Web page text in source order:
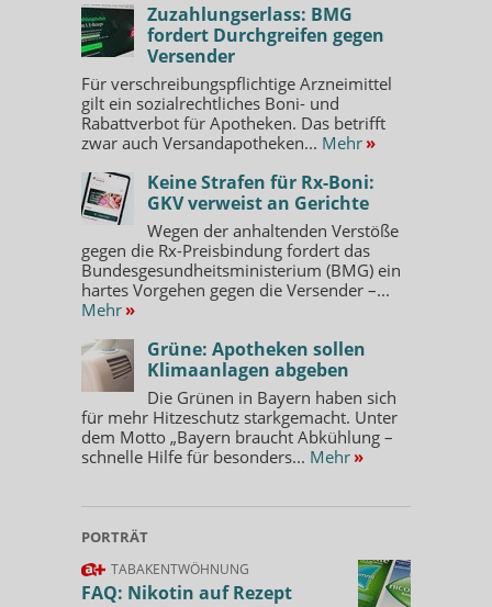
Zuzahlungserlass: BMG
fordert Durchgreifen gegen
Versender
Für verschreibungspflichtige Arzneimittel
gilt ein sozialrechtliches Boni- und
Rabattverbot für Apotheken. Das betrifft
zwar auch Versandapotheken... Mehr »
Keine Strafen für Rx-Boni:
GKV verweist an Gerichte
Wegen der anhaltenden Verstöße
gegen die Rx-Preisbindung fordert das
Bundesgesundheitsministerium (BMG) ein
hartes Vorgehen gegen die Versender –...
Mehr »
Grüne: Apotheken sollen
Klimaanlagen abgeben
Die Grünen in Bayern haben sich
für mehr Hitzeschutz starkgemacht. Unter
dem Motto „Bayern braucht Abkühlung –
schnelle Hilfe für besonders... Mehr »
PORTRÄT
TABAKENTWÖHNUNG
FAQ: Nikotin auf Rezept